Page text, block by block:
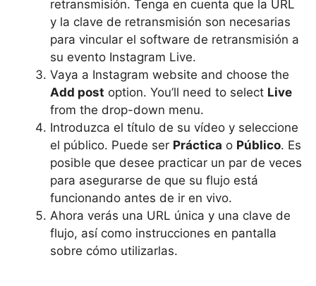
retransmisión. Tenga en cuenta que la URL
y la clave de retransmisión son necesarias
para vincular el software de retransmisión a
su evento Instagram Live.
Vaya a Instagram website and choose the
Add post option. You’ll need to select Live
from the drop-down menu.
Introduzca el título de su vídeo y seleccione
el público. Puede ser Práctica o Público. Es
posible que desee practicar un par de veces
para asegurarse de que su flujo está
funcionando antes de ir en vivo.
Ahora verás una URL única y una clave de
flujo, así como instrucciones en pantalla
sobre cómo utilizarlas.